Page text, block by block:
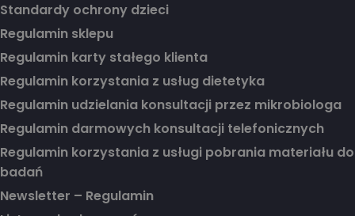
Standardy ochrony dzieci
Regulamin sklepu
Regulamin karty stałego klienta
Regulamin korzystania z usług dietetyka
Regulamin udzielania konsultacji przez mikrobiologa
Regulamin darmowych konsultacji telefonicznych
Regulamin korzystania z usługi pobrania materiału do
badań
Newsletter – Regulamin